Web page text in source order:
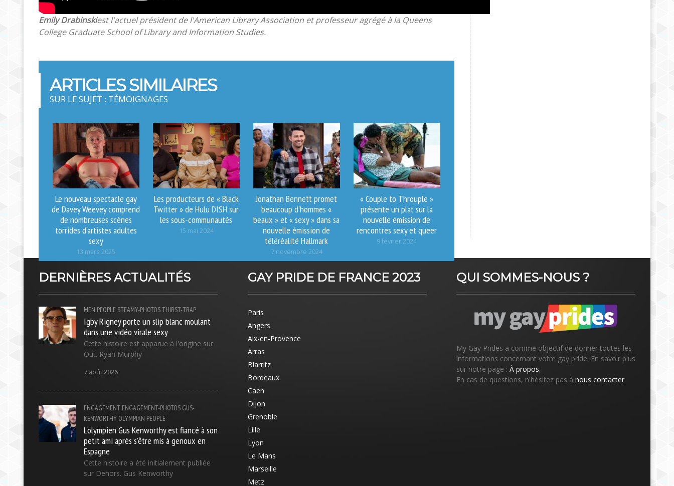
Emily Drabinskiest l'actuel président de l'American Library Association et professeur agrégé à la Queens
College Graduate School of Library and Information Studies.
ARTICLES SIMILAIRES
SUR LE SUJET : TÉMOIGNAGES
Le nouveau spectacle gay
de Davey Weevey comprend
de nombreuses scènes
torrides d'artistes adultes
sexy
13 mars 2025
Les producteurs de « Black
Twitter » de Hulu DISH sur
les sous-communautés
15 mai 2024
Jonathan Bennett promet
beaucoup d'hommes «
beaux » et « sexy » dans sa
nouvelle émission de
téléréalité Hallmark
7 novembre 2024
« Couple to Throuple »
présente un plat sur la
nouvelle émission de
rencontres sexy et queer
9 février 2024
DERNIÈRES ACTUALITÉS
MEN PEOPLE STEAMY-PHOTOSTHIRST-TRAP
Igby Rigney porte un slip blanc moulant
dans une vidéo virale sexy
Cette histoire est apparue à l'origine sur
Out. Ryan Murphy
7 août 2026
ENGAGEMENT ENGAGEMENT-PHOTOS GUS-
KENWORTHY OLYMPIAN PEOPLE
L'olympien Gus Kenworthy est fiancé à son
petit ami après s'être mis à genoux en
Espagne
Cette histoire a été initialement publiée
sur Dehors. Gus Kenworthy
GAY PRIDE DE FRANCE 2023
Paris
Angers
Aix-en-Provence
Arras
Biarritz
Bordeaux
Caen
Dijon
Grenoble
Lille
Lyon
Le Mans
Marseille
Metz
QUI SOMMES-NOUS ?
My Gay Prides a comme objectif de donner toutes les
informations concernant votre gay pride. En savoir plus
sur notre page : À propos.
En cas de questions, n'hésitez pas à nous contacter.